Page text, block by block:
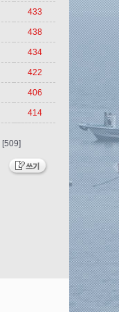
433
438
434
422
406
414
[509]